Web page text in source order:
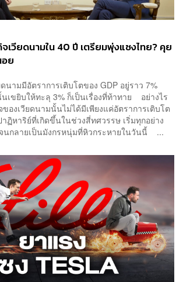
เวียดนามใน 40 ปี เตรียมพุ่งแซงไทย? คุย
ย
นามมีอัตราการเติบโตของ GDP อยู่ราว 7%
เขยิบให้ทะลุ 3% ก็เป็นเรื่องที่ท้าทาย อย่างไร
องเวียดนามนั้นไม่ได้มีเพียงแค่อัตราการเติบโต
ฏิหาริย์ที่เกิดขึ้นในช่วงสี่ทศวรรษ เริ่มทุกอย่าง
นกลายเป็นมังกรหนุ่มที่หิวกระหายในวันนี้ ...